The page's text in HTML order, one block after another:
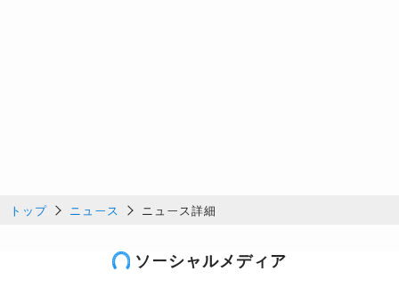
トップ ニュース ニュース詳細
ソーシャルメディア